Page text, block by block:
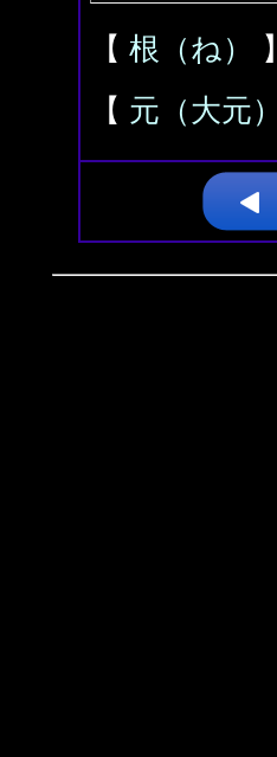
【 根（ね）
】
【 元（大元）